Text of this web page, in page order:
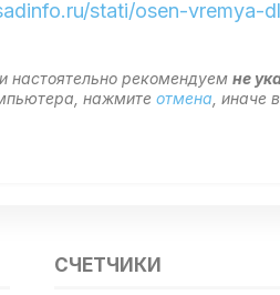
stati/osen-vremya-
и настоятельно рекомендуемне
нажмитеотмена ,
СЧЕТЧИКИ